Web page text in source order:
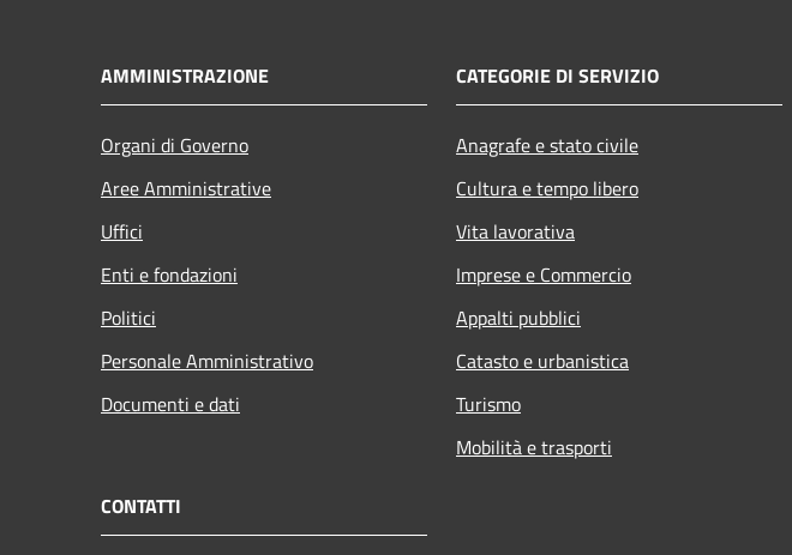
AMMINISTRAZIONE
Organi di Governo
Aree Amministrative
Uffici
Enti e fondazioni
Politici
Personale Amministrativo
Documenti e dati
CATEGORIE DI SERVIZIO
Anagrafe e stato civile
Cultura e tempo libero
Vita lavorativa
Imprese e Commercio
Appalti pubblici
Catasto e urbanistica
Turismo
Mobilità e trasporti
CONTATTI